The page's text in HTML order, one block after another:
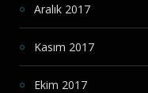
Aralık 2017
Kasım 2017
Ekim 2017